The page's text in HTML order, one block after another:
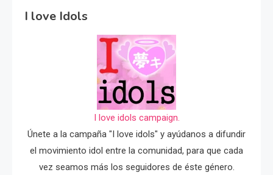
I love Idols
I love idols campaign.
Únete a la campaña "I love idols" y ayúdanos a difundir
el movimiento idol entre la comunidad, para que cada
vez seamos más los seguidores de éste género.